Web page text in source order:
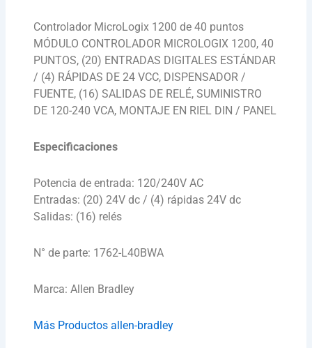
Controlador MicroLogix 1200 de 40 puntos
MÓDULO CONTROLADOR MICROLOGIX 1200, 40
PUNTOS, (20) ENTRADAS DIGITALES ESTÁNDAR
/ (4) RÁPIDAS DE 24 VCC, DISPENSADOR /
FUENTE, (16) SALIDAS DE RELÉ, SUMINISTRO
DE 120-240 VCA, MONTAJE EN RIEL DIN / PANEL
Especificaciones
Potencia de entrada: 120/240V AC
Entradas: (20) 24V dc / (4) rápidas 24V dc
Salidas: (16) relés
N° de parte: 1762-L40BWA
Marca: Allen Bradley
Más Productos allen-bradley